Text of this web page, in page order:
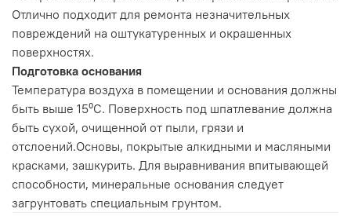
Отлично подходит для ремонта незначительных
повреждений на оштукатуренных и окрашенных
поверхностях.
Подготовка основания
Температура воздуха в помещении и основания должны
быть выше 15⁰С. Поверхность под шпатлевание должна
быть сухой, очищенной от пыли, грязи и
отслоений.Основы, покрытые алкидными и масляными
красками, зашкурить. Для выравнивания впитывающей
способности, минеральные основания следует
загрунтовать специальным грунтом.